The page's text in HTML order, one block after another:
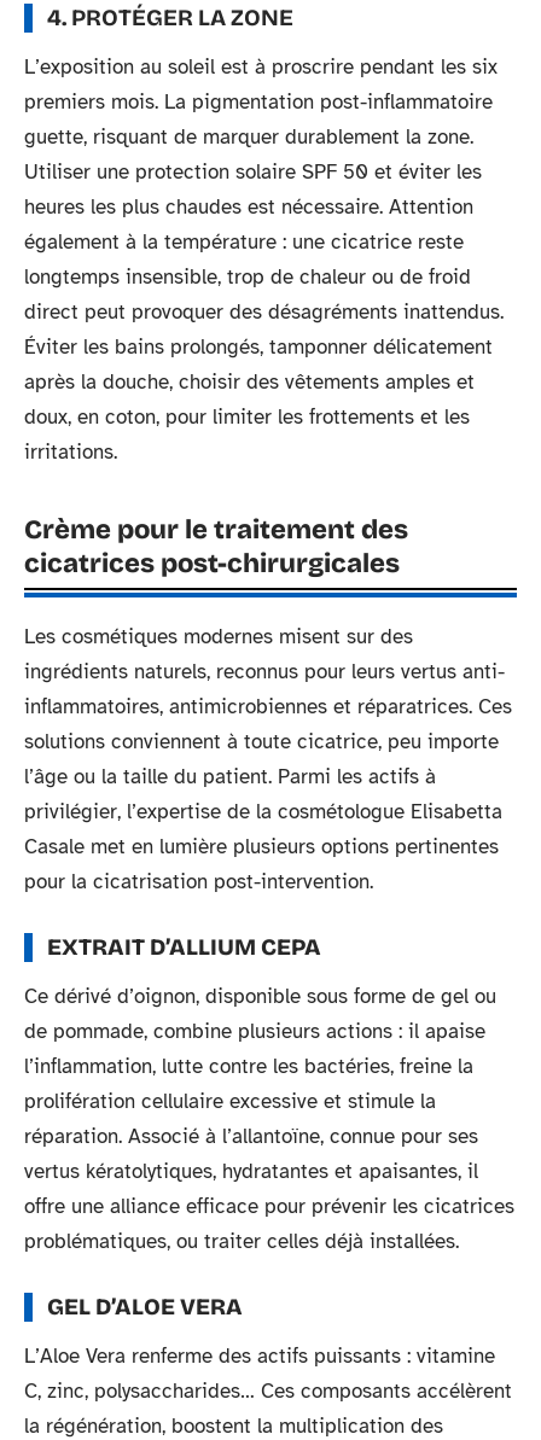
4. PROTÉGER LA ZONE
L’exposition au soleil est à proscrire pendant les six
premiers mois. La pigmentation post-inflammatoire
guette, risquant de marquer durablement la zone.
Utiliser une protection solaire SPF 50 et éviter les
heures les plus chaudes est nécessaire. Attention
également à la température : une cicatrice reste
longtemps insensible, trop de chaleur ou de froid
direct peut provoquer des désagréments inattendus.
Éviter les bains prolongés, tamponner délicatement
après la douche, choisir des vêtements amples et
doux, en coton, pour limiter les frottements et les
irritations.
Crème pour le traitement des
cicatrices post-chirurgicales
Les cosmétiques modernes misent sur des
ingrédients naturels, reconnus pour leurs vertus anti-
inflammatoires, antimicrobiennes et réparatrices. Ces
solutions conviennent à toute cicatrice, peu importe
l’âge ou la taille du patient. Parmi les actifs à
privilégier, l’expertise de la cosmétologue Elisabetta
Casale met en lumière plusieurs options pertinentes
pour la cicatrisation post-intervention.
EXTRAIT D’ALLIUM CEPA
Ce dérivé d’oignon, disponible sous forme de gel ou
de pommade, combine plusieurs actions : il apaise
l’inflammation, lutte contre les bactéries, freine la
prolifération cellulaire excessive et stimule la
réparation. Associé à l’allantoïne, connue pour ses
vertus kératolytiques, hydratantes et apaisantes, il
offre une alliance efficace pour prévenir les cicatrices
problématiques, ou traiter celles déjà installées.
GEL D’ALOE VERA
L’Aloe Vera renferme des actifs puissants : vitamine
C, zinc, polysaccharides… Ces composants accélèrent
la régénération, boostent la multiplication des